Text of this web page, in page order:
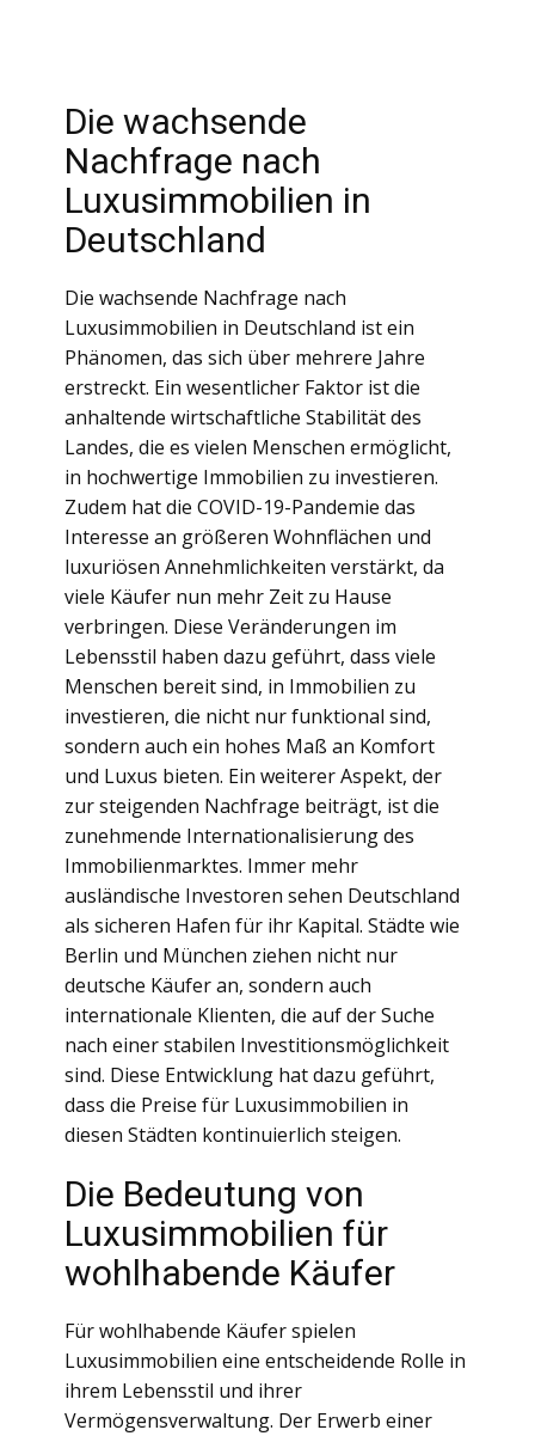
Die wachsende
Nachfrage nach
Luxusimmobilien in
Deutschland
Die wachsende Nachfrage nach
Luxusimmobilien in Deutschland ist ein
Phänomen, das sich über mehrere Jahre
erstreckt. Ein wesentlicher Faktor ist die
anhaltende wirtschaftliche Stabilität des
Landes, die es vielen Menschen ermöglicht,
in hochwertige Immobilien zu investieren.
Zudem hat die COVID-19-Pandemie das
Interesse an größeren Wohnflächen und
luxuriösen Annehmlichkeiten verstärkt, da
viele Käufer nun mehr Zeit zu Hause
verbringen. Diese Veränderungen im
Lebensstil haben dazu geführt, dass viele
Menschen bereit sind, in Immobilien zu
investieren, die nicht nur funktional sind,
sondern auch ein hohes Maß an Komfort
und Luxus bieten. Ein weiterer Aspekt, der
zur steigenden Nachfrage beiträgt, ist die
zunehmende Internationalisierung des
Immobilienmarktes. Immer mehr
ausländische Investoren sehen Deutschland
als sicheren Hafen für ihr Kapital. Städte wie
Berlin und München ziehen nicht nur
deutsche Käufer an, sondern auch
internationale Klienten, die auf der Suche
nach einer stabilen Investitionsmöglichkeit
sind. Diese Entwicklung hat dazu geführt,
dass die Preise für Luxusimmobilien in
diesen Städten kontinuierlich steigen.
Die Bedeutung von
Luxusimmobilien für
wohlhabende Käufer
Für wohlhabende Käufer spielen
Luxusimmobilien eine entscheidende Rolle in
ihrem Lebensstil und ihrer
Vermögensverwaltung. Der Erwerb einer